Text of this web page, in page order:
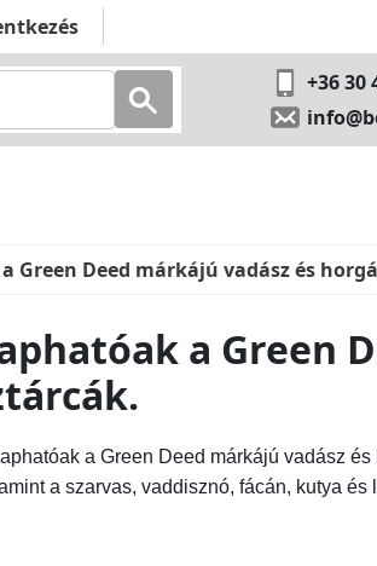
+36 30
Deed márkájú vadász és
a Green
a Green Deed márkájú vadász és
a szarvas, vaddisznó, fácán, kutya és